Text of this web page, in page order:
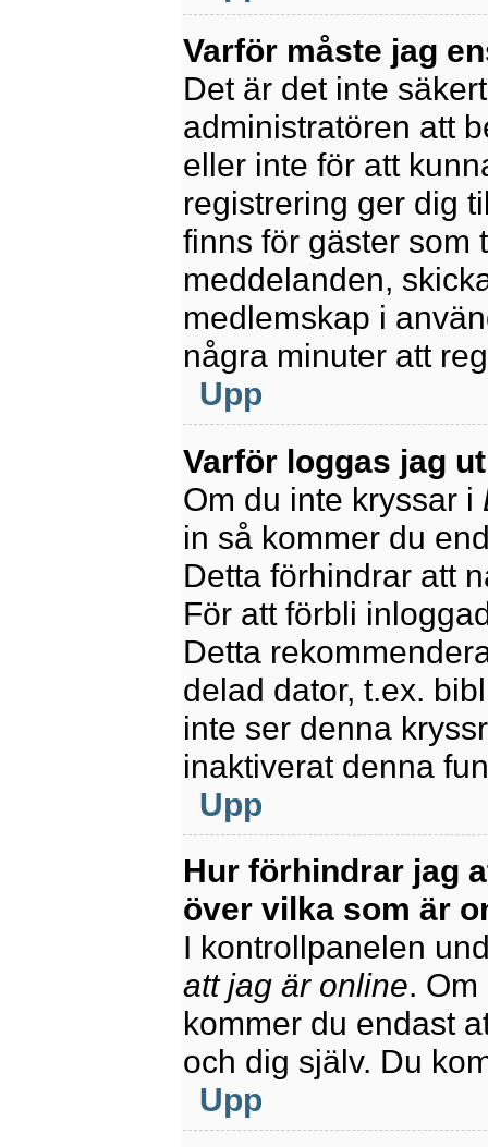
Varför måste jag
Det är det inte
administratören att
eller inte för att
registrering ger dig
finns för gäster som
meddelanden,
medlemskap i
några minuter att
Upp
Varför loggas jag
Om du inte kryssar i
in så kommer du
Detta förhindrar att
För att förbli
Detta
delad dator, t.ex.
inte ser denna
inaktiverat denna
Upp
Hur förhindrar jag
över vilka som är
I kontrollpanelen
att jag är online.
kommer du endast
och dig själv. Du
Upp